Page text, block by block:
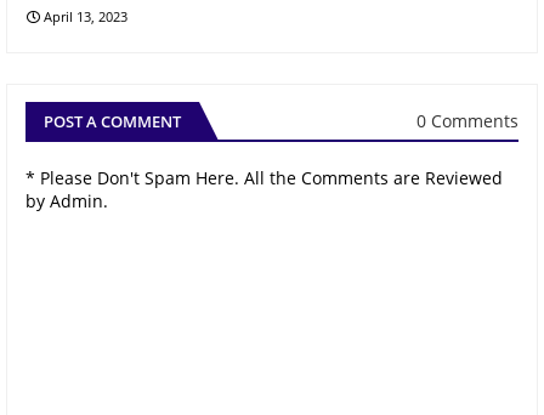
April 13, 2023
POST A COMMENT 0 Comments
* Please Don't Spam Here. All the Comments are Reviewed
by Admin.